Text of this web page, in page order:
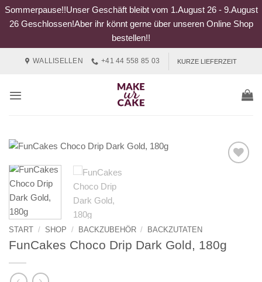
Sommerpause!!Unser Geschäft bleibt vom 1.August 26 - 9.August
26 Geschlossen!Aber ihr könnt gerne über unseren Online Shop
bestellen!!
WALLISELLEN +41 44 558 85 03 KURZE LIEFERZEIT
START / SHOP / BACKZUBEHÖR / BACKZUTATEN
FunCakes Choco Drip Dark Gold, 180g